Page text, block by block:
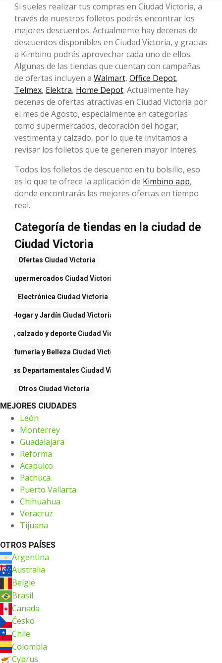
Si sueles realizar tus compras en Ciudad Victoria, a
través de nuestros folletos podrás encontrar los
mejores descuentos. Actualmente hay decenas de
descuentos disponibles en Ciudad Victoria, y gracias
a Kimbino podrás aprovechar cada uno de ellos.
Algunas de las tiendas que cuentan con campañas
de ofertas incluyen a Walmart, Office Depot,
Telmex, Elektra, Home Depot. Actualmente hay
decenas de ofertas atractivas en Ciudad Victoria por
el mes de Agosto, especialmente en categorías
como supermercados, decoración del hogar,
vestimenta y calzado, por lo que te invitamos a
revisar los folletos que te generen mayor interés.
Todos los folletos de descuento en tu bolsillo, eso
es lo que te ofrece la aplicación de Kimbino app,
donde encontrarás las mejores ofertas en tiempo
real.
Categoría de tiendas en la ciudad de
Ciudad Victoria
Ofertas Ciudad Victoria
Supermercados Ciudad Victoria
Electrónica Ciudad Victoria
Hogar y Jardín Ciudad Victoria
calzado y deporte Ciudad Victoria
Perfumería y Belleza Ciudad Victoria
Departamentales Ciudad Victoria
Otros Ciudad Victoria
MEJORES CIUDADES
León
Monterrey
Guadalajara
Reforma
Acapulco
Pachuca
Puerto Vallarta
Chihuahua
Veracruz
Tijuana
OTROS PAÍSES
Argentina
Australia
België
Brasil
Canada
Česko
Chile
Colombia
Cyprus